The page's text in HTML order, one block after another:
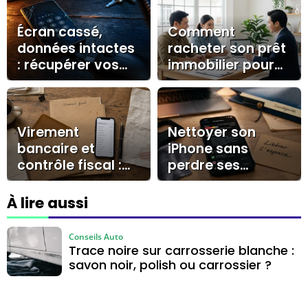
Écran cassé,
données intactes
: récupérer vos
fichiers avec OTG,
cloud ou
réparateur
Comment
racheter son prêt
immobilier pour
réaliser des
économies
durables ?
Virement
bancaire et
contrôle fiscal :
les montants,
libellés et preuves
qui comptent
Nettoyer son
iPhone sans
perdre ses
données :
et gestes sûrs
À lire aussi
Trace noire sur carrosserie blanche :
savon noir, polish ou carrossier ?
Conseils Auto